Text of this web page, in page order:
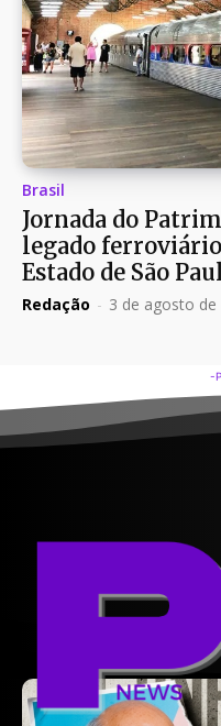
Brasil
Jornada do
legado
Estado de São
Redação - 3 de agosto de
-